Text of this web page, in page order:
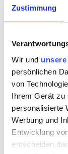
Zustimmung
Wir und
persönlichen
von
Ihrem Gerät zu
personalisierte
Werbung und
Entwicklung
entscheiden
ab Lager
MATERIAL
HABETEX®
Oberstoff 1:
Carbon
Oberstoff 2:
Carbon